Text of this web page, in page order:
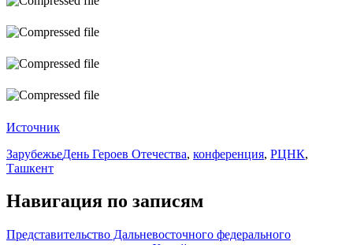
Источник
ЗарубежьеДень Героев Отечества, конференция, РЦНК,
Ташкент
Навигация по записям
Представительство Дальневосточного федерального